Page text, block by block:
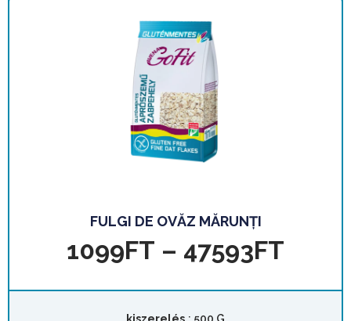
FULGI DE OVĂZ MĂRUNȚI
1099FT – 47593FT
kiszerelés : 500 G